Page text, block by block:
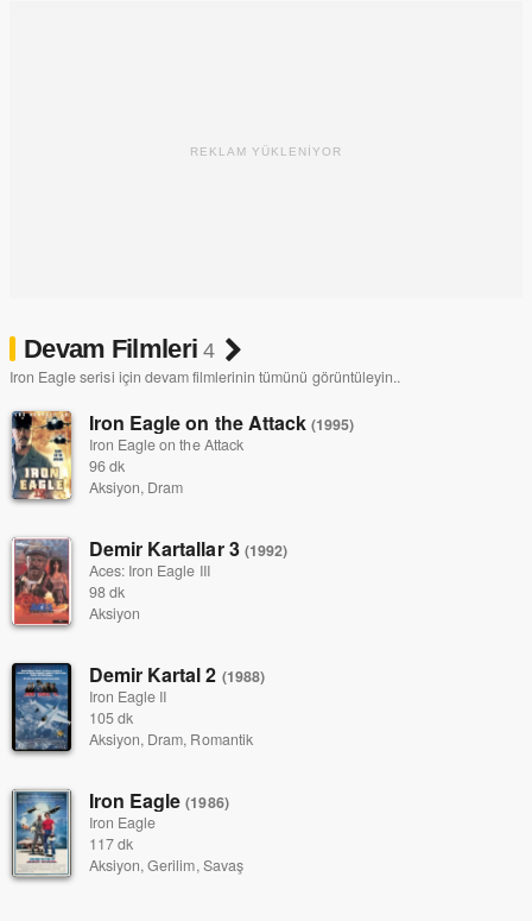
REKLAM YÜKLENİYOR
Devam Filmleri4
Iron Eagle serisi için devam filmlerinin tümünü görüntüleyin..
Iron Eagle on the Attack (1995)
Iron Eagle on the Attack
96 dk
Aksiyon, Dram
Demir Kartallar 3 (1992)
Aces: Iron Eagle III
98 dk
Aksiyon
Demir Kartal 2 (1988)
Iron Eagle II
105 dk
Aksiyon, Dram, Romantik
Iron Eagle(1986)
Iron Eagle
117 dk
Aksiyon, Gerilim, Savaş